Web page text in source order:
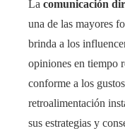
La comunicación
una de las mayores
brinda a los
opiniones en tiempo
conforme a los
retroalimentación
sus estrategias y